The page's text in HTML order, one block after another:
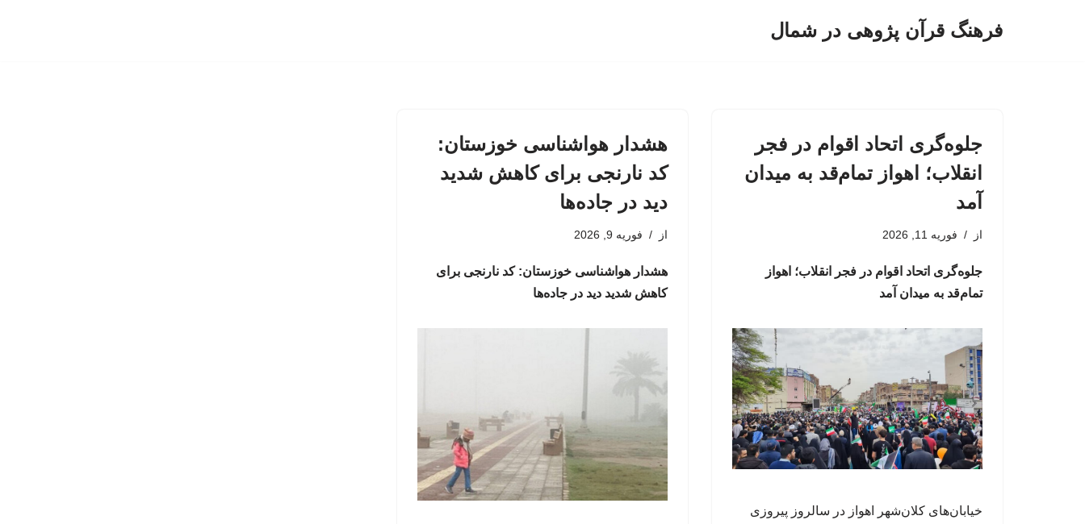
فرهنگ قرآن پژوهی در شمال
جلوه‌گری اتحاد اقوام در فجر
انقلاب؛ اهواز تمام‌قد به میدان
آمد
از فوریه 11, 2026
جلوه‌گری اتحاد اقوام در فجر انقلاب؛ اهواز
تمام‌قد به میدان آمد
خیابان‌های کلان‌شهر اهواز در سالروز پیروزی
هشدار هواشناسی خوزستان:
کد نارنجی برای کاهش شدید
دید در جاده‌ها
از فوریه 9, 2026
هشدار هواشناسی خوزستان: کد نارنجی برای
کاهش شدید دید در جاده‌ها